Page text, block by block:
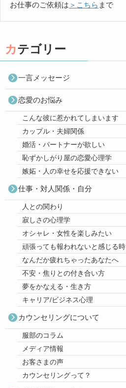
お仕事のご依頼は ＞こちら まで
カテゴリー
一言メッセージ
恋愛のお悩み
こんな彼に惹かれてしまいます
カップル・夫婦関係
婚活・パートナーが欲しい
恥ずかしがり屋の恋愛心理学
嫉妬・人の幸せを応援できない
仕事・対人関係・自分
人との関わり
寂しさの心理学
オシャレ・女性を楽しみたい
頑張っても報われないと感じる時
なんだか疲れちゃったあなたへ
不安・焦りとの付き合い方
夢をかなえる・生き方
キャリア/ビジネス心理
カウンセリングについて
服部のコラム
メディア情報
お客さまの声
カウンセリングって？